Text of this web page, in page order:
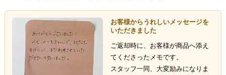
お客様からうれしいメッセージを
いただきました
ご返却時に、お客様が商品へ添え
てくださったメモです。
スタッフ一同、大変励みになりま